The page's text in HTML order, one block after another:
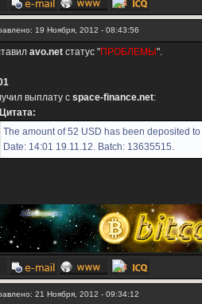
19 Ноября, 2012 - 08:43:56
avo.net статус "ПРОБЛЕМЫ ".
выплату с space-finance.net:
Цитата:
The amount of 52 USD has been deposited
Date: 14:01 19.11.12. Batch: 13635515.
21 Ноября, 2012 - 09:34:12